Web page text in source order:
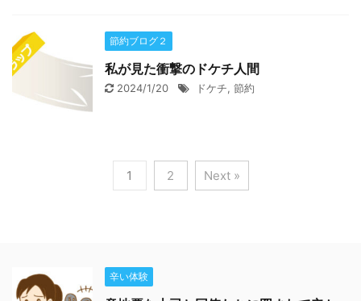
節約ブログ２
私が見た衝撃のドケチ人間
2024/1/20 ドケチ, 節約
1 2 Next »
辛い体験